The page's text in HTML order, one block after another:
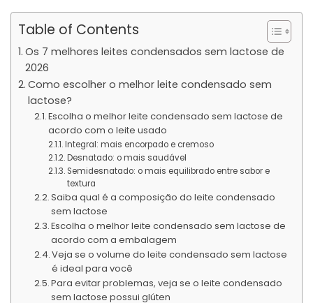
Table of Contents
Os 7 melhores leites condensados sem lactose de
2026
Como escolher o melhor leite condensado sem
lactose?
Escolha o melhor leite condensado sem lactose de
acordo com o leite usado
Integral: mais encorpado e cremoso
Desnatado: o mais saudável
Semidesnatado: o mais equilibrado entre sabor e
textura
Saiba qual é a composição do leite condensado
sem lactose
Escolha o melhor leite condensado sem lactose de
acordo com a embalagem
Veja se o volume do leite condensado sem lactose
é ideal para você
Para evitar problemas, veja se o leite condensado
sem lactose possui glúten